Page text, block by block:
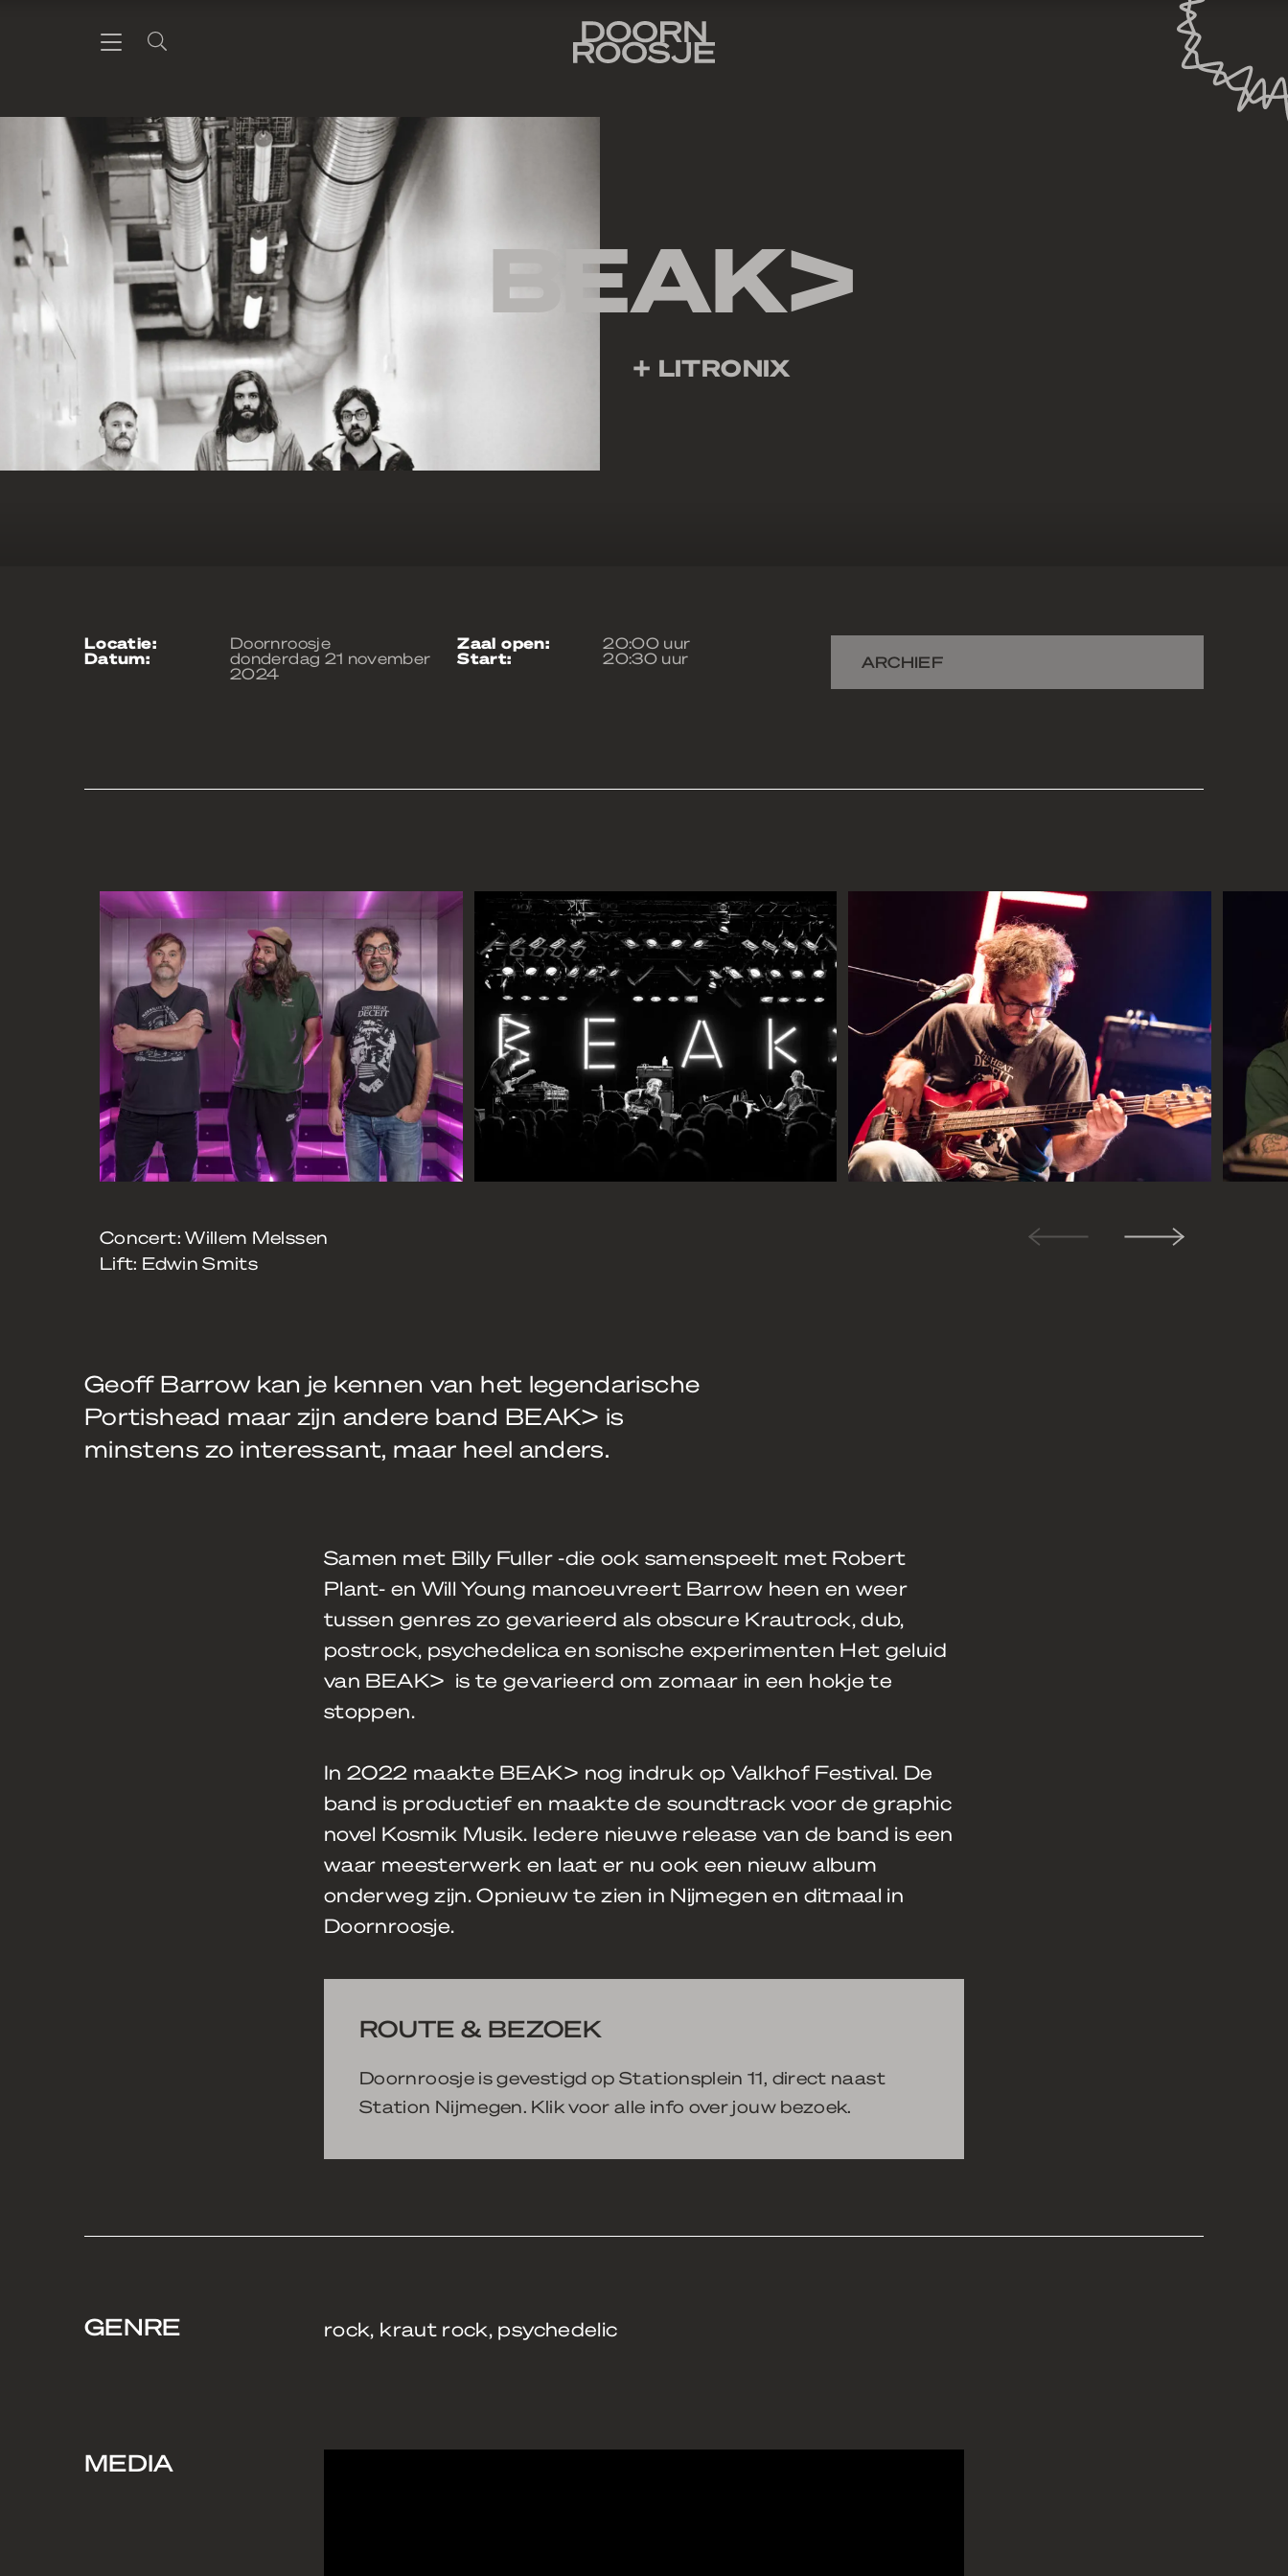
BEAK>
+ LITRONIX
ARCHIEF
locatie: Doornroosje
datum: donderdag 21 november
2024
zaal open: 20:00 uur
start: 20:30 uur
Concert: Willem Melssen
Lift: Edwin Smits
Geoff Barrow kan je kennen van het legendarische
Portishead maar zijn andere band BEAK> is
minstens zo interessant, maar heel anders.
Samen met Billy Fuller -die ook samenspeelt met Robert
Plant- en Will Young manoeuvreert Barrow heen en weer
tussen genres zo gevarieerd als obscure Krautrock, dub,
postrock, psychedelica en sonische experimenten Het geluid
van BEAK> is te gevarieerd om zomaar in een hokje te
stoppen.
In 2022 maakte BEAK> nog indruk op Valkhof Festival. De
band is productief en maakte de soundtrack voor de graphic
novel Kosmik Musik. Iedere nieuwe release van de band is een
waar meesterwerk en laat er nu ook een nieuw album
onderweg zijn. Opnieuw te zien in Nijmegen en ditmaal in
Doornroosje.
ROUTE & BEZOEK
Doornroosje is gevestigd op Stationsplein 11, direct naast
Station Nijmegen. Klik voor alle info over jouw bezoek.
GENRE rock, kraut rock, psychedelic
MEDIA